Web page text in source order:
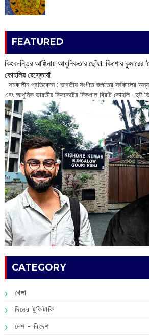
FEATURED
কিংবদন্তির আঙিনায় আধুনিকতার ছোঁয়া: কিশোর কুমারের
কোহলির রেস্তোরাঁ
সমকালীন প্রতিবেদন : ভারতীয় সংগীত জগতের সর্বকালের
এবং আধুনিক ভারতীয় ক্রিকেটের দিকপাল বিরাট কোহলি– ‌দুই
CATEGORY
খেলা
দিনের টুকিটাকি
দেশ - বিদেশ